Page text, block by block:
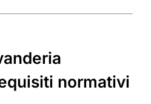
normativi